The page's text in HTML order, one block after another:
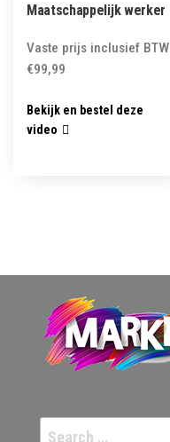
Maatschappelijk werker
Vaste prijs inclusief BTW
€99,99
Bekijk en bestel deze
video
Search